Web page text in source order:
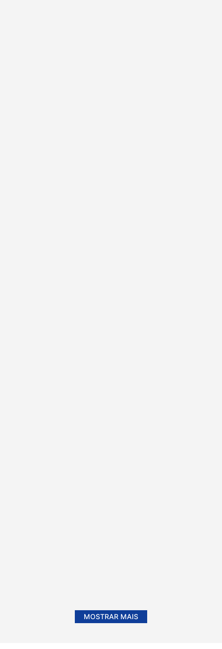
MOSTRAR MAIS